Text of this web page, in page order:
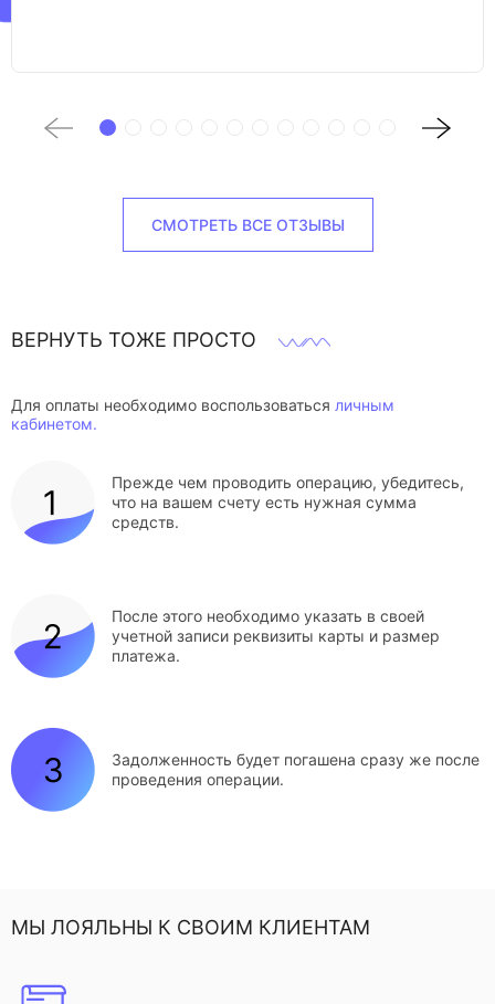
СМОТРЕТЬ ВСЕ ОТЗЫВЫ
ВЕРНУТЬ ТОЖЕ ПРОСТО
Для оплаты необходимо воспользоваться личным
кабинетом.
Прежде чем проводить операцию, убедитесь,
что на вашем счету есть нужная сумма
средств.
После этого необходимо указать в своей
учетной записи реквизиты карты и размер
платежа.
Задолженность будет погашена сразу же после
проведения операции.
МЫ ЛОЯЛЬНЫ К СВОИМ КЛИЕНТАМ